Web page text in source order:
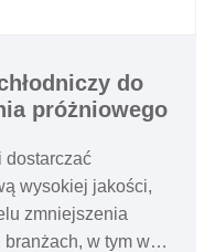
do
próżniowego
dostarczać
wysokiej jakości,
zmniejszenia
branżach, w tym w